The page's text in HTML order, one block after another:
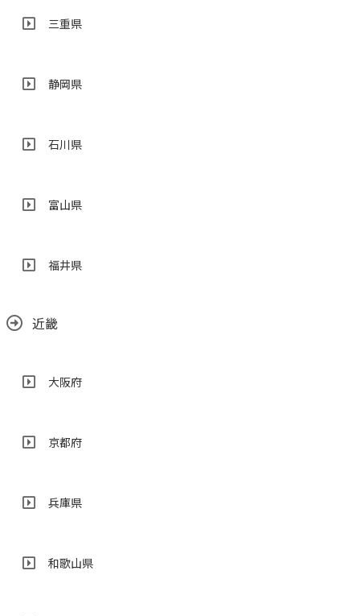
三重県
静岡県
石川県
富山県
福井県
近畿
大阪府
京都府
兵庫県
和歌山県